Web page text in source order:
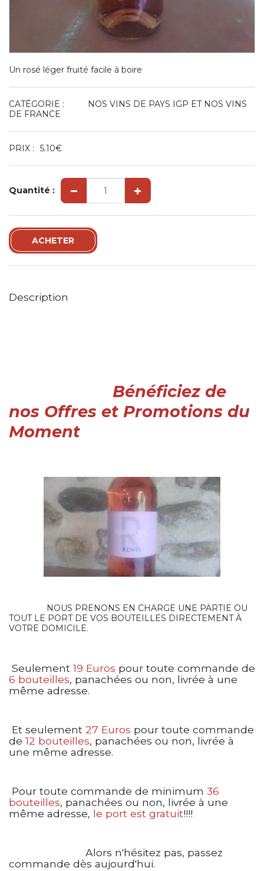
Un rosé léger fruité facile à boire
CATÉGORIE :
NOS VINS DE PAYS IGP ET NOS VINS
DE FRANCE
PRIX : 5.10€
Quantité :
ACHETER
Description
Bénéficiez de
nos Offres et Promotions du
Moment
NOUS PRENONS EN CHARGE UNE PARTIE OU
TOUT LE PORT DE VOS BOUTEILLES DIRECTEMENT À
VOTRE DOMICILE.
Seulement 19 Euros pour toute commande de
6 bouteilles, panachées ou non, livrée à une
même adresse.
Et seulement 27 Euros pour toute commande
de 12 bouteilles, panachées ou non, livrée à
une même adresse.
Pour toute commande de minimum 36
bouteilles, panachées ou non, livrée à une
même adresse, le port est gratuit!!!!
Alors n'hésitez pas, passez
commande dès aujourd'hui.